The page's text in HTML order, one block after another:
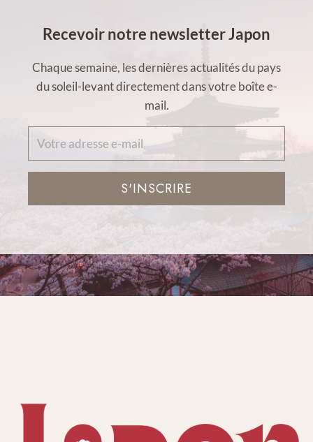
Recevoir notre newsletter Japon
Chaque semaine, les dernières actualités du pays
du soleil-levant directement dans votre boîte e-
mail.
S'INSCRIRE